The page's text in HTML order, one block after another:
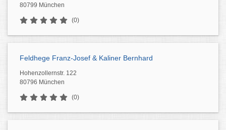
80799 München
(0)
Feldhege Franz-Josef & Kaliner Bernhard
Hohenzollernstr. 122
80796 München
(0)